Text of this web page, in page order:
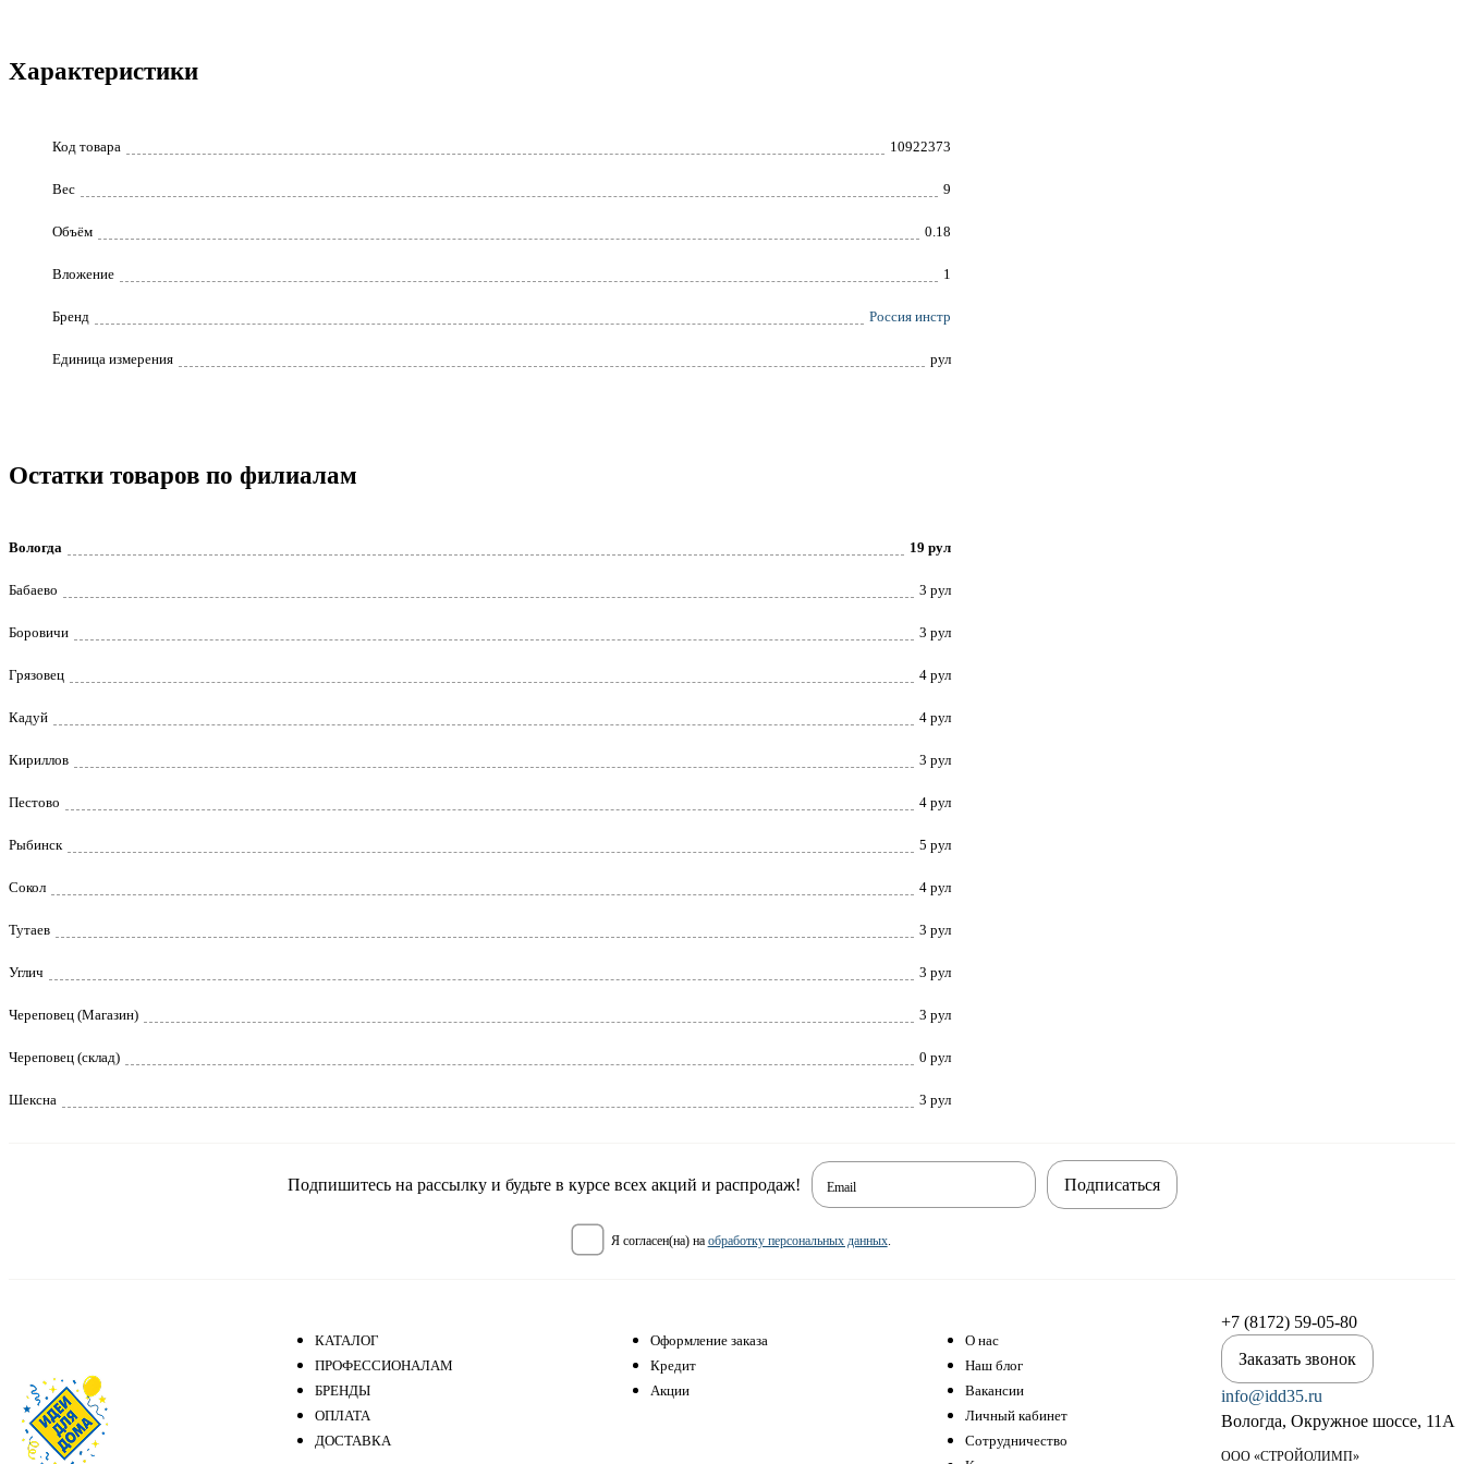
Характеристики
Код товара 10922373
Вес 9
Объём 0.18
Вложение 1
Бренд Россия инстр
Единица измерения рул
Остатки товаров по филиалам
Вологда 19 рул
Бабаево 3 рул
Боровичи 3 рул
Грязовец 4 рул
Кадуй 4 рул
Кириллов 3 рул
Пестово 4 рул
Рыбинск 5 рул
Сокол 4 рул
Тутаев 3 рул
Углич 3 рул
Череповец (Магазин) 3 рул
Череповец (склад) 0 рул
Шексна 3 рул
Подпишитесь на рассылку и будьте в курсе всех акций и распродаж! Email
я согласен(на) на обработку персональных данных.
Подписаться
КАТАЛОГ
ПРОФЕССИОНАЛАМ
БРЕНДЫ
ОПЛАТА
ДОСТАВКА
Оформление заказа
Кредит
Акции
О нас
Наш блог
Вакансии
Личный кабинет
Сотрудничество
+7 (8172) 59-05-80
Заказать звонок
info@idd35.ru
Вологда, Окружное шоссе, 11А
ООО «СТРОЙОЛИМП»